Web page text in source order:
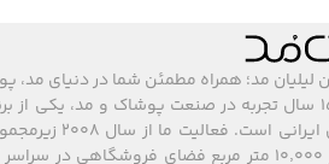
لیلیان مد؛ همراه مطمئن شما در دنیای
مد، با بیش از ۱۵ سال تجربه در صنعت پوشاک و مد،
اعتماد مشتریان
امروز با بیش از ۱۰٬۰۰۰ متر مربع فضای